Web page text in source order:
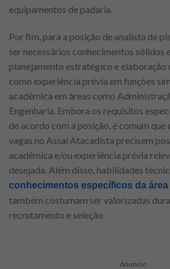
equipamentos de padaria.
Por fim, para a posição de analista de
ser necessários conhecimentos sólidos
planejamento estratégico e elaboração
como experiência prévia em funções
acadêmica em áreas como
Engenharia. Embora os requisitos
de acordo com a posição, é comum que
vagas no Assaí Atacadista precisem
acadêmica e/ou experiência prévia
desejada. Além disso, habilidades
conhecimentos específicos da área
também costumam ser valorizadas
recrutamento e seleção.
Anuncio